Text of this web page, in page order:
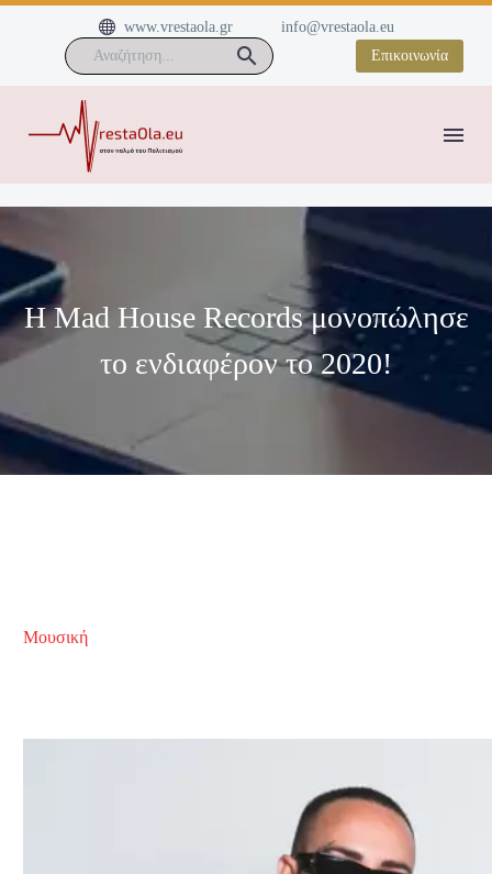

 www.vrestaola.gr
info@vrestaola.eu
Επικοινωνία
Η Mad House Records μονοπώλησε
το ενδιαφέρον το 2020!
Μουσική